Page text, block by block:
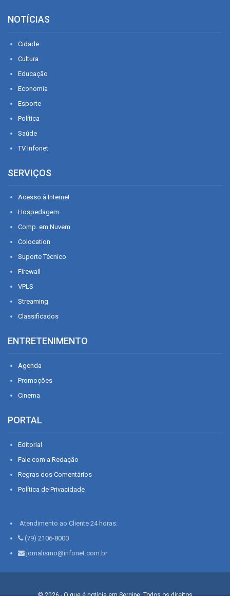
NOTÍCIAS
Cidade
Cultura
Educação
Economia
Esporte
Política
Saúde
TV Infonet
SERVIÇOS
Acesso à Internet
Hospedagem
Comp. em Nuvem
Colocation
Suporte Técnico
Firewall
VPLS
Streaming
Classificados
ENTRETENIMENTO
Agenda
Promoções
Cinema
PORTAL
Editorial
Fale com a Redação
Regras dos Comentários
Política de Privacidade
Atendimento ao Cliente 24 horas:
(79) 2106-8000
jornalismo@infonet.com.br
© 2026 - O que é notícia em Sergipe. Todos os direitos